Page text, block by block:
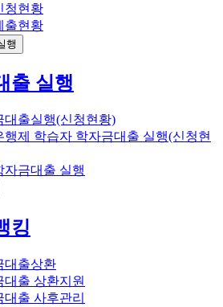
청현황
출현황
행
출 실행
대출실행(신청현황)
행제 학습자 학자금대출 실행(신청현
자금대출 실행
킹
대출상환
대출 상환지원
대출 사후관리